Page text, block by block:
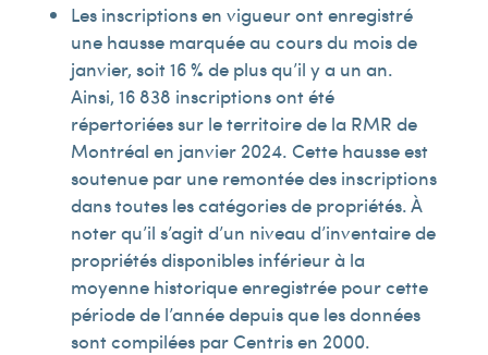
Les inscriptions en vigueur ont enregistré
une hausse marquée au cours du mois de
janvier, soit 16 % de plus qu’il y a un an.
Ainsi, 16 838 inscriptions ont été
répertoriées sur le territoire de la RMR de
Montréal en janvier 2024. Cette hausse est
soutenue par une remontée des inscriptions
dans toutes les catégories de propriétés. À
noter qu’il s’agit d’un niveau d’inventaire de
propriétés disponibles inférieur à la
moyenne historique enregistrée pour cette
période de l’année depuis que les données
sont compilées par Centris en 2000.